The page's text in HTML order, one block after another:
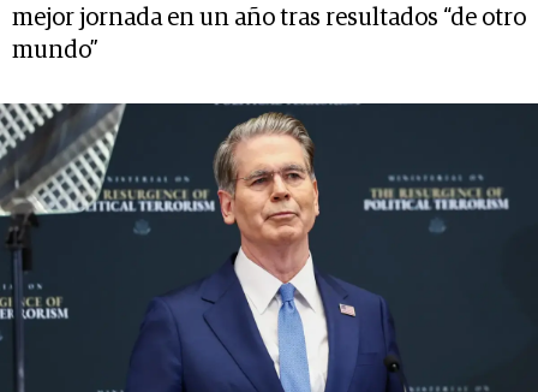
mejor jornada en un año tras resultados “de otro
mundo”